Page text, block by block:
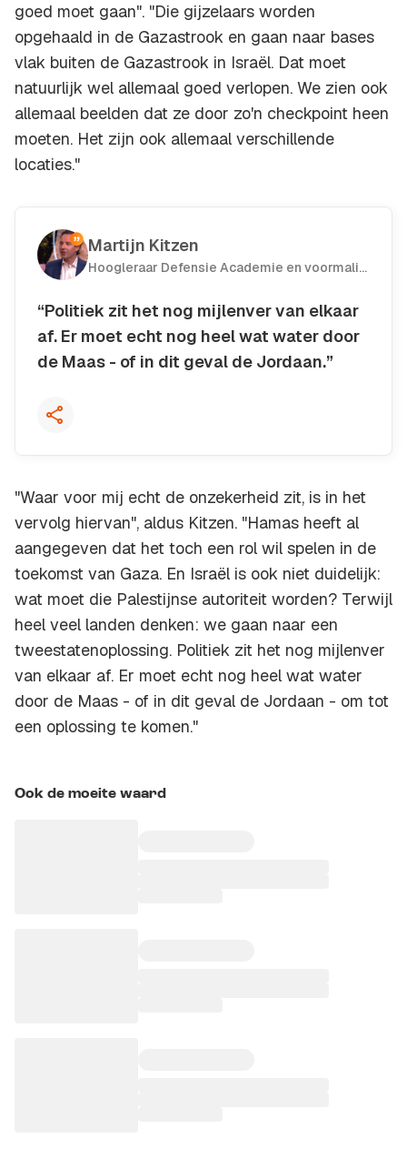
goed moet gaan". "Die gijzelaars worden
opgehaald in de Gazastrook en gaan naar bases
vlak buiten de Gazastrook in Israël. Dat moet
natuurlijk wel allemaal goed verlopen. We zien ook
allemaal beelden dat ze door zo'n checkpoint heen
moeten. Het zijn ook allemaal verschillende
locaties."
Martijn Kitzen
Hoogleraar Defensie Academie en voormalig
“Politiek zit het nog mijlenver van elkaar
af. Er moet echt nog heel wat water door
de Maas - of in dit geval de Jordaan.”
Kopieer quote
"Waar voor mij echt de onzekerheid zit, is in het
vervolg hiervan", aldus Kitzen. "Hamas heeft al
aangegeven dat het toch een rol wil spelen in de
toekomst van Gaza. En Israël is ook niet duidelijk:
wat moet die Palestijnse autoriteit worden? Terwijl
heel veel landen denken: we gaan naar een
tweestatenoplossing. Politiek zit het nog mijlenver
van elkaar af. Er moet echt nog heel wat water
door de Maas - of in dit geval de Jordaan - om tot
een oplossing te komen."
Ook de moeite waard